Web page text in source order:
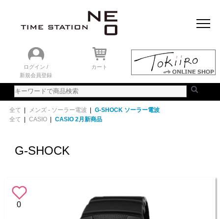
ログイン /
新規会員登録
カート
全て | メンズ - ソーラー電波 | G-SHOCK ソーラー電波
全て | CASIO | CASIO 2月新商品
G-SHOCK
0
おすすめアイテム
ニュース＆トピック
時計を探す
ランキング
ご利用ガイド